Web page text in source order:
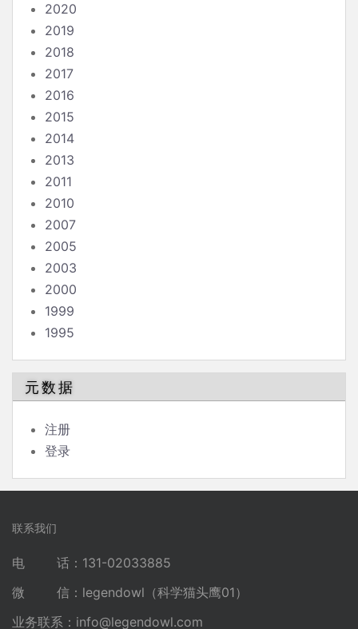
2020
2019
2018
2017
2016
2015
2014
2013
2011
2010
2007
2005
2003
2000
1999
1995
元数据
注册
登录
联系我们
电 话：131-02033885
微 信：legendowl（科学猫头鹰01）
业务联系： info@legendowl.com